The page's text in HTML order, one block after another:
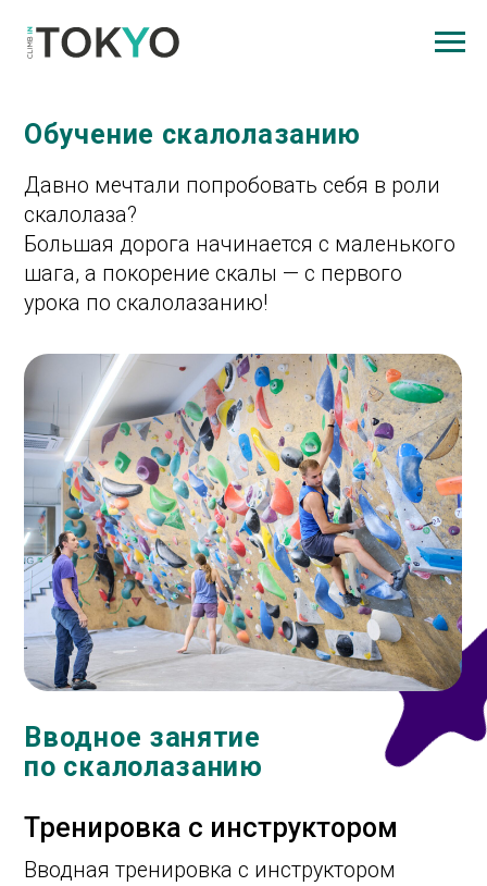
Тренировка с инструктором
Вводная тренировка с инструктором
по скалолазанию, которое быстро развеет
все страхи и поможет кофортно
познакомиться с этим прекрасным видом
Давно мечтали попробовать себя в роли
скалолаза?
Большая дорога начинается с маленького
шага, а покорение скалы — с первого
урока по скалолазанию!
Вводное занятие
по скалолазанию
Записаться
Подробнее